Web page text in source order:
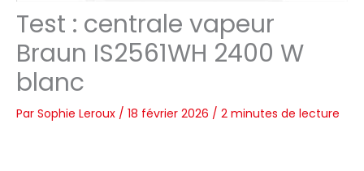
Test : centrale vapeur
Braun IS2561WH 2400 W
blanc
Par Sophie Leroux / 18 février 2026 / 2 minutes de lecture